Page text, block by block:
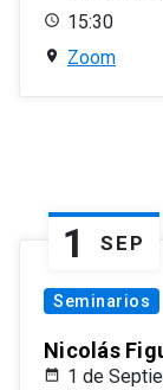
15:30
Zoom
1 SEP
Seminarios
Nicolás
1 de